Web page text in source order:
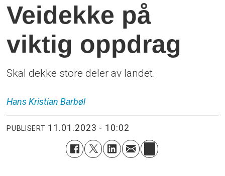
Veidekke på
viktig oppdrag
Skal dekke store deler av landet.
Hans Kristian Barbøl
PUBLISERT 11.01.2023 - 10:02